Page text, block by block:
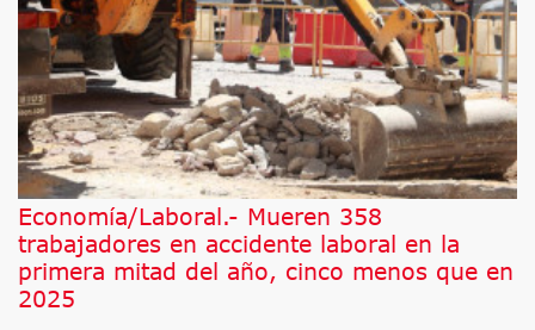
Economía/Laboral.- Mueren 358
trabajadores en accidente laboral en la
primera mitad del año, cinco menos que en
2025